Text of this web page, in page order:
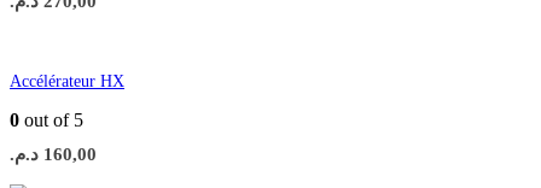
Accélérateur HX
0 out of 5
160,00 د.م.